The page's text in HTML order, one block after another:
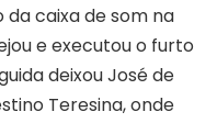
caixa de som na
e executou o furto
deixou José de
Teresina, onde